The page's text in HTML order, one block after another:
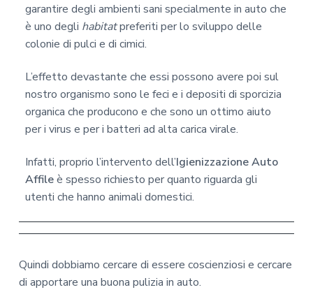
garantire degli ambienti sani specialmente in auto che
è uno degli habitatpreferiti per lo sviluppo delle
colonie di pulci e di cimici.
L’effetto devastante che essi possono avere poi sul
nostro organismo sono le feci e i depositi di sporcizia
organica che producono e che sono un ottimo aiuto
per i virus e per i batteri ad alta carica virale.
Infatti, proprio l’intervento dell’Igienizzazione Auto
Affileè spesso richiesto per quanto riguarda gli
utenti che hanno animali domestici.
Quindi dobbiamo cercare di essere coscienziosi e cercare
di apportare una buona pulizia in auto.